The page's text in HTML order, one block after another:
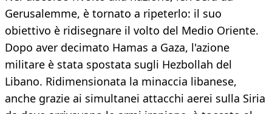
Gerusalemme, è tornato a ripeterlo: il suo
obiettivo è ridisegnare il volto del Medio Oriente.
Dopo aver decimato Hamas a Gaza, l'azione
militare è stata spostata sugli Hezbollah del
Libano. Ridimensionata la minaccia libanese,
anche grazie ai simultanei attacchi aerei sulla Siria